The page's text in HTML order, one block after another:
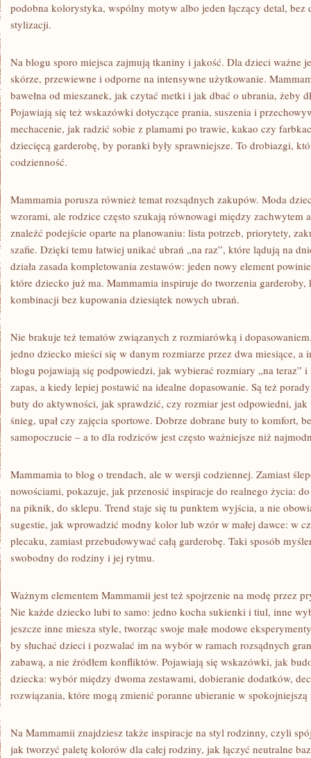
podobna kolorystyka, wspólny motyw albo jeden łączący detal, bez
stylizacji.
Na blogu sporo miejsca zajmują tkaniny i jakość. Dla dzieci ważne
skórze, przewiewne i odporne na intensywne użytkowanie.
bawełna od mieszanek, jak czytać metki i jak dbać o ubrania, żeby
Pojawiają się też wskazówki dotyczące prania, suszenia i
mechacenie, jak radzić sobie z plamami po trawie, kakao czy
dziecięcą garderobę, by poranki były sprawniejsze. To drobiazgi,
codzienność.
Mammamia porusza również temat rozsądnych zakupów. Moda
wzorami, ale rodzice często szukają równowagi między zachwytem
znaleźć podejście oparte na planowaniu: lista potrzeb, priorytety,
szafie. Dzięki temu łatwiej unikać ubrań „na raz”, które lądują na
działa zasada kompletowania zestawów: jeden nowy element
które dziecko już ma. Mammamia inspiruje do tworzenia garderoby,
kombinacji bez kupowania dziesiątek nowych ubrań.
Nie brakuje też tematów związanych z rozmiarówką i
jedno dziecko mieści się w danym rozmiarze przez dwa miesiące, a
blogu pojawiają się podpowiedzi, jak wybierać rozmiary „na teraz”
zapas, a kiedy lepiej postawić na idealne dopasowanie. Są też
buty do aktywności, jak sprawdzić, czy rozmiar jest odpowiedni, jak
śnieg, upał czy zajęcia sportowe. Dobrze dobrane buty to komfort,
samopoczucie – a to dla rodziców jest często ważniejsze niż
Mammamia to blog o trendach, ale w wersji codziennej. Zamiast
nowościami, pokazuje, jak przenosić inspiracje do realnego życia:
na piknik, do sklepu. Trend staje się tu punktem wyjścia, a nie
sugestie, jak wprowadzić modny kolor lub wzór w małej dawce: w
plecaku, zamiast przebudowywać całą garderobę. Taki sposób
swobodny do rodziny i jej rytmu.
Ważnym elementem Mammamii jest też spojrzenie na modę przez
Nie każde dziecko lubi to samo: jedno kocha sukienki i tiul, inne
jeszcze inne miesza style, tworząc swoje małe modowe
by słuchać dzieci i pozwalać im na wybór w ramach rozsądnych
zabawą, a nie źródłem konfliktów. Pojawiają się wskazówki, jak
dziecka: wybór między dwoma zestawami, dobieranie dodatków,
rozwiązania, które mogą zmienić poranne ubieranie w spokojniejszą
Na Mammamii znajdziesz także inspiracje na styl rodzinny, czyli
jak tworzyć paletę kolorów dla całej rodziny, jak łączyć neutralne